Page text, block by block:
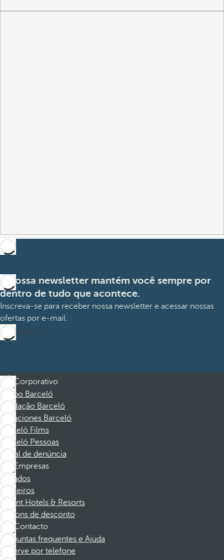
A nossa newsletter mantém você sempre por
dentro de tudo que acontece.
Inscreva-se para receber nossa newsletter e acessar nossas
ofertas por e-mail.
Inscrever-me
Corporativo
Grupo Barceló
Fundação Barceló
Vacaciones Barceló
Barceló Films
Barceló Pessoas
Canal de denúncia
Empresas
Afiliados
Parceiros
Dorint Hotels & Resorts
Cupons de desconto
Contacto
Perguntas frequentes e Ajuda
Reserve por telefone